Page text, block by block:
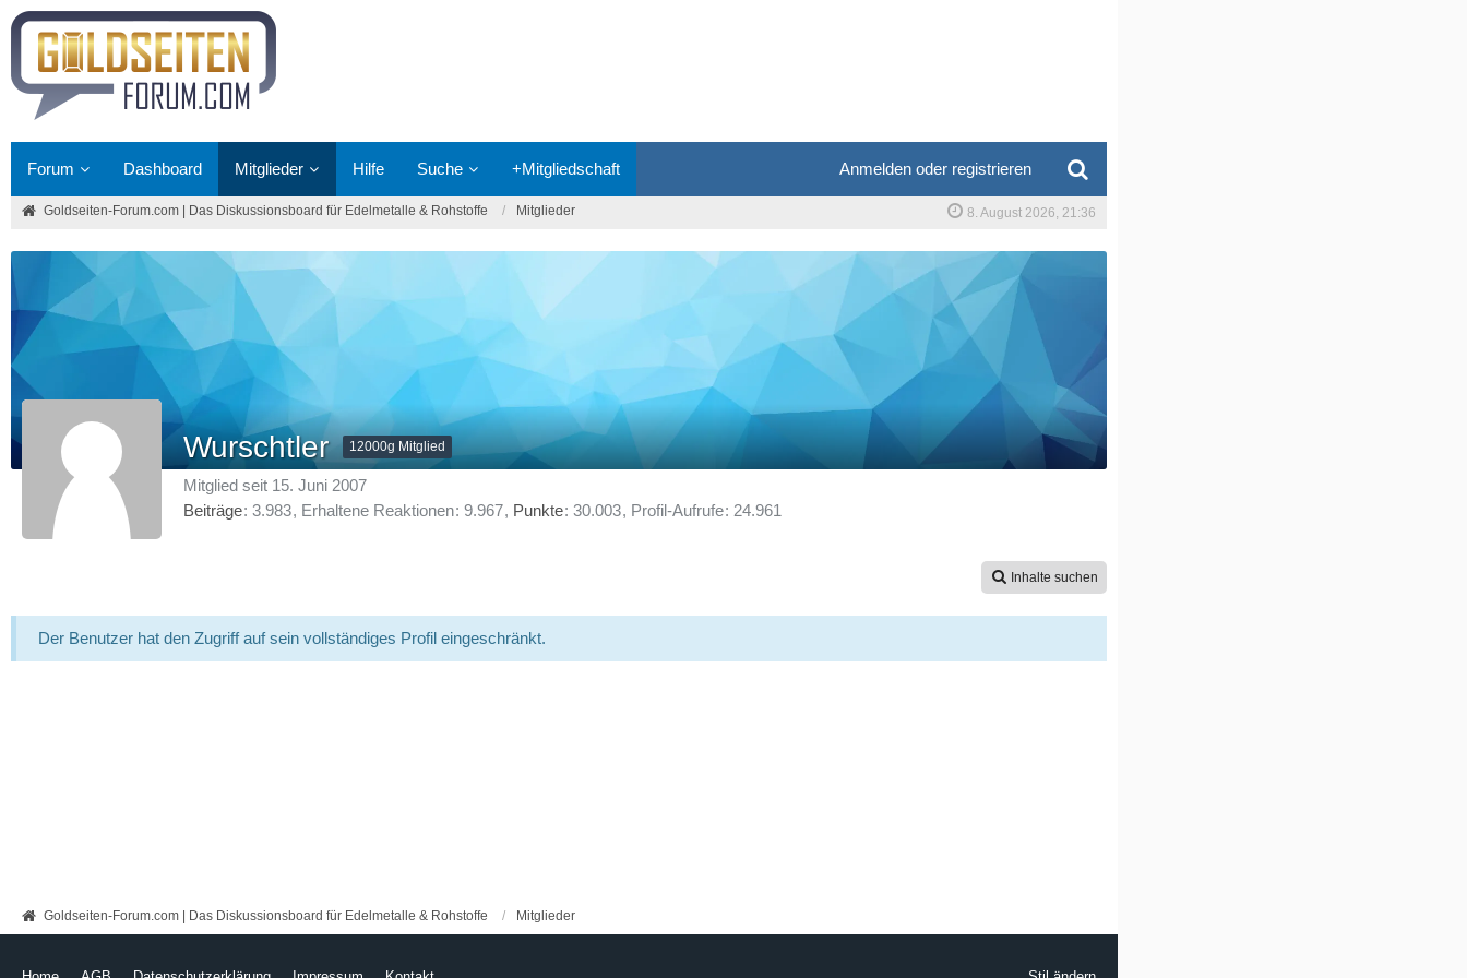
Forum Dashboard Mitglieder Hilfe Suche +Mitgliedschaft Anmelden oder registrieren
Goldseiten-Forum.com | Das Diskussionsboard für Edelmetalle & Rohstoffe Mitglieder
Goldseiten-Forum.com | Das Diskussionsboard für Edelmetalle & Rohstoffe Mitglieder 8. August 2026, 21:36
Wurschtler 12000g Mitglied
Mitglied seit 15. Juni 2007
Beiträge 3.983 Erhaltene Reaktionen 9.967 Punkte 30.003 Profil-Aufrufe 24.961
Inhalte suchen
Der Benutzer hat den Zugriff auf sein vollständiges Profil eingeschränkt.